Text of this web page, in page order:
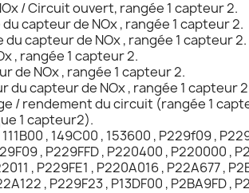
/ Circuit ouvert, rangée 1 capteur 2.
capteur de NOx , rangée 1 capteur 2.
capteur de NOx , rangée 1 capteur 2.
, rangée 1 capteur 2.
de NOx , rangée 1 capteur 2.
capteur de NOx , rangée 1 capteur
/ rendement du circuit (rangée 1
1 capteur2).
, 149C00 , 153600 , P229f09 ,
, P229FFD , P220400 , P220000 ,
, P229FE1 , P220A016 , P22A677 ,
, P229F23 , P13DF00 , P2BA9FD ,